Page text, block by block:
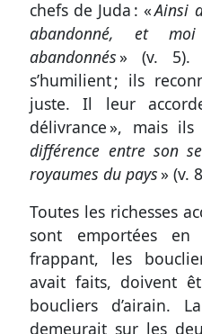
chefs de Juda : «Ainsi
abandonné, et
abandonnés » (v. 5).
s’humilient ; ils
juste. Il leur
délivrance », mais
différence entre son
royaumes du pays » (v.
Toutes les richesses
sont emportées en
frappant, les
avait faits, doivent
boucliers d’airain.
demeurait sur les